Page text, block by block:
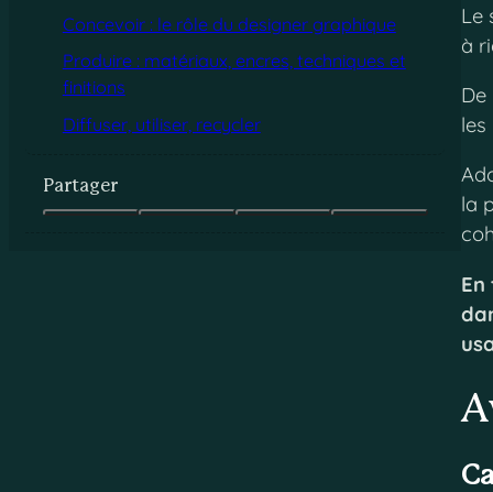
Concevoir : le rôle du designer graphique
Produire : matériaux, encres, techniques et
finitions
Diffuser, utiliser, recycler
Partager
Le
à
la